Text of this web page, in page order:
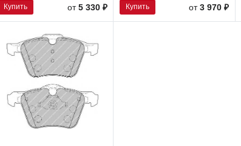
Купить от 5 330 ₽ Купить от3 970 ₽